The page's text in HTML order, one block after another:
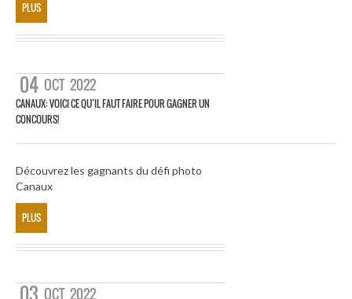
PLUS
04 OCT 2022
CANAUX: VOICI CE QU’IL FAUT FAIRE POUR GAGNER UN
CONCOURS!
Découvrez les gagnants du défi photo
Canaux
PLUS
OCT 2022